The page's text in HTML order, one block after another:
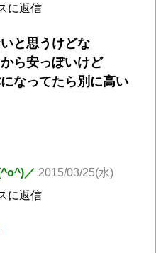
に返信
と思うけどな
ら安っぽいけど
なってたら別に高い
／ 2015/03/25(水)
に返信